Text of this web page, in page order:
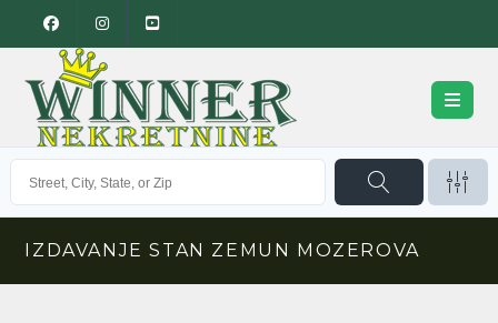
IZDAVANJE STAN ZEMUN MOZEROVA